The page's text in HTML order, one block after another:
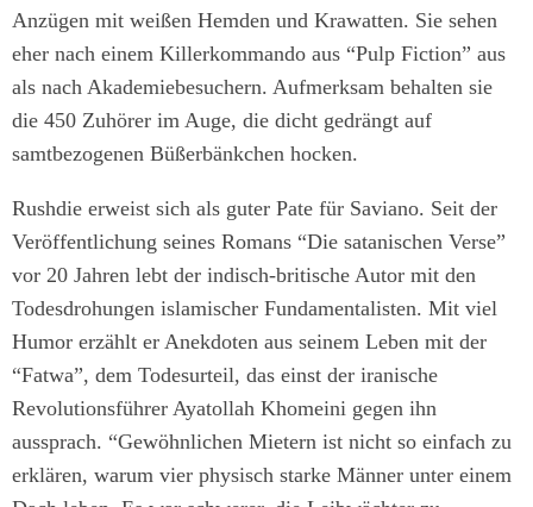
Anzügen mit weißen Hemden und Krawatten. Sie sehen
eher nach einem Killerkommando aus “Pulp Fiction” aus
als nach Akademiebesuchern. Aufmerksam behalten sie
die 450 Zuhörer im Auge, die dicht gedrängt auf
samtbezogenen Büßerbänkchen hocken.
Rushdie erweist sich als guter Pate für Saviano. Seit der
Veröffentlichung seines Romans “Die satanischen Verse”
vor 20 Jahren lebt der indisch-britische Autor mit den
Todesdrohungen islamischer Fundamentalisten. Mit viel
Humor erzählt er Anekdoten aus seinem Leben mit der
“Fatwa”, dem Todesurteil, das einst der iranische
Revolutionsführer Ayatollah Khomeini gegen ihn
aussprach. “Gewöhnlichen Mietern ist nicht so einfach zu
erklären, warum vier physisch starke Männer unter einem